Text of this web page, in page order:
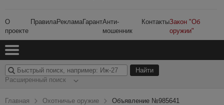
О
проекте
ПравилаРекламаГарантАнти-
мошенник
КонтактыЗакон "Об
оружии"
Расширенный поиск
Главная Охотничье оружие Объявление №985641